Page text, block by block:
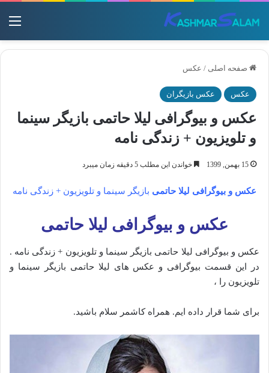
صفحه اصلی / عکس
عکس عکس بازیگران
عکس و بیوگرافی لیلا حاتمی بازیگر سینما
و تلویزیون + زندگی نامه
15 بهمن, 1399 خواندن این مطلب 5 دقیقه زمان میبرد
عکس و بیوگرافی لیلا حاتمی بازیگر سینما و تلویزیون + زندگی نامه
عکس و بیوگرافی لیلا حاتمی
عکس و بیوگرافی لیلا حاتمی بازیگر سینما و تلویزیون + زندگی نامه .
در این قسمت بیوگرافی و عکس های لیلا حاتمی بازیگر سینما و
تلویزیون را ،
برای شما قرار داده ایم. همراه کاشمر سلام باشید.